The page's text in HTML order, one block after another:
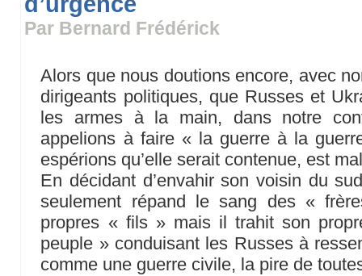
Par Bernard Frédérick
Alors que nous doutions encore, avec
dirigeants politiques, que Russes et
les armes à la main, dans notre
appelions à faire « la guerre à la
espérions qu’elle serait contenue, est
En décidant d’envahir son voisin du
seulement répand le sang des «
propres « fils » mais il trahit son
peuple » conduisant les Russes à
comme une guerre civile, la pire de